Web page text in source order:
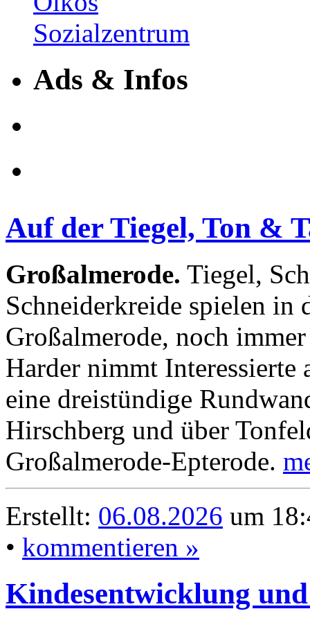
Ads & Infos
Auf der Tiegel, Ton &
Großalmerode. Tiegel,
Schneiderkreide spielen in
Großalmerode, noch
Harder nimmt
eine dreistündige
Hirschberg und über
Großalmerode-Epterode.
Erstellt: 06.08.2026 um
• kommentieren »
Kindesentwicklung